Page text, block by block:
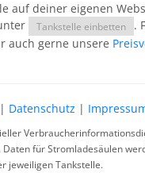
auf deiner eigenen
Tankstelle einbetten
.
auch gerne unsere
| Datenschutz |
für Stromladesäulen
jeweiligen Tankstelle.